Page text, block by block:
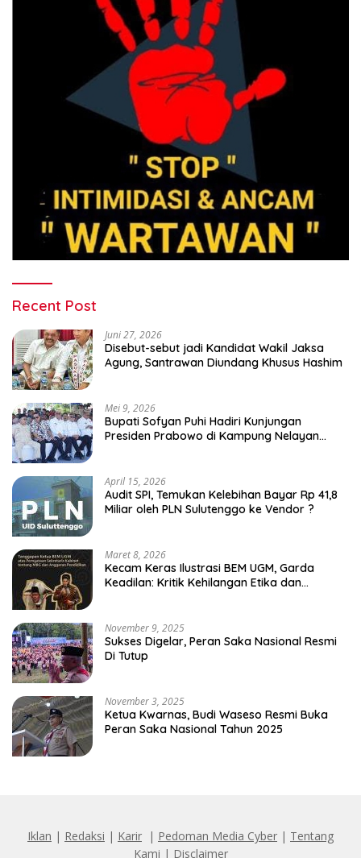
Recent Post
Juni 27, 2026
Disebut-sebut jadi Kandidat Wakil Jaksa
Agung, Santrawan Diundang Khusus Hashim
Mei 9, 2026
Bupati Sofyan Puhi Hadiri Kunjungan
Presiden Prabowo di Kampung Nelayan
April 15, 2026
Audit SPI, Temukan Kelebihan Bayar Rp 41,8
Miliar oleh PLN Sulutenggo ke Vendor ?
Maret 8, 2026
Kecam Keras Ilustrasi BEM UGM, Garda
Keadilan: Kritik Kehilangan Etika dan
November 9, 2025
Sukses Digelar, Peran Saka Nasional Resmi
Di Tutup
November 3, 2025
Ketua Kwarnas, Budi Waseso Resmi Buka
Peran Saka Nasional Tahun 2025
Iklan | Redaksi | Karir | Pedoman Media Cyber | Tentang
Kami | Disclaimer